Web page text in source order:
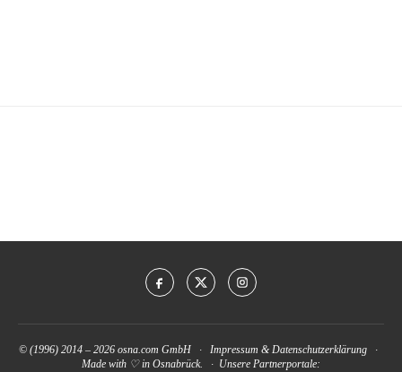
© (1996) 2014 – 2026 osna.com GmbH · Impressum & Datenschutzerklärung ·
Made with ♡ in Osnabrück. · Unsere Partnerportale: